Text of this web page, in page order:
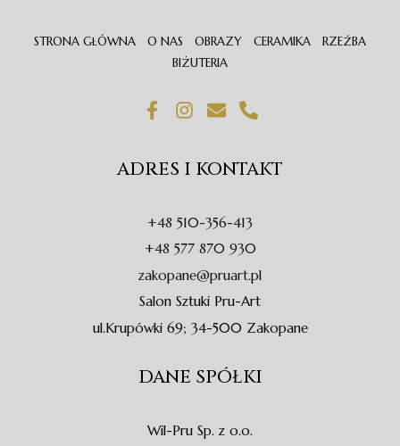
STRONA GŁÓWNA O NAS OBRAZY CERAMIKA
RZEŹBA
BIŻUTERIA
F
a
b
k
-
f
I
n
a
r
a
m
E
n
l
p
e
P
h
n
e
a
l
t
ADRES I KONTAKT
+48 510-356-413
+48 577 870 930
zakopane@pruart.pl
Salon Sztuki Pru-Art
ul.Krupówki 69; 34-500 Zakopane
DANE SPÓŁKI
Wil-Pru Sp. z o.o.